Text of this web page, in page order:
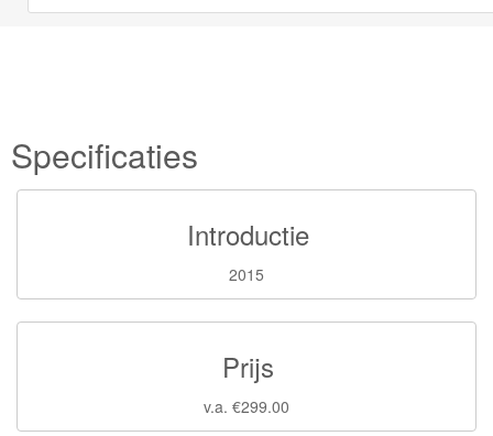
Specificaties
Introductie
2015
Prijs
v.a. €299.00